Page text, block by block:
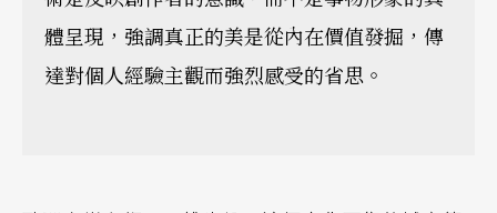
體呈現，強調真正的美是從內在價值發掘，傳
達對個人經驗主觀而強烈感受的省思。